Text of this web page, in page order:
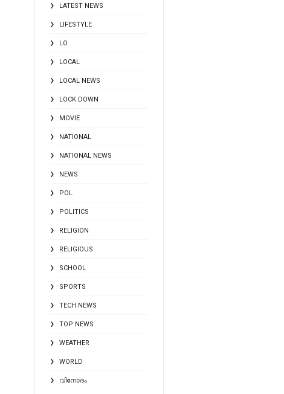
LATEST NEWS
LIFESTYLE
LO
LOCAL
LOCAL NEWS
LOCK DOWN
MOVIE
NATIONAL
NATIONAL NEWS
NEWS
POL
POLITICS
RELIGION
RELIGIOUS
SCHOOL
SPORTS
TECH NEWS
TOP NEWS
WEATHER
WORLD
വിനോദം